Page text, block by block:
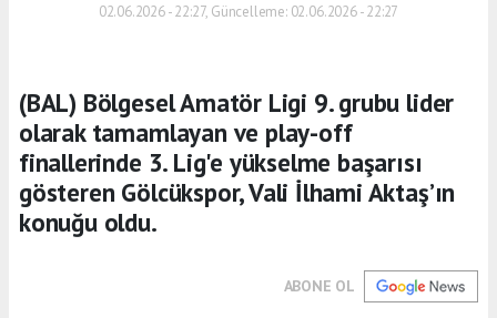
02.06.2026 - 22:27, Güncelleme: 02.06.2026 - 22:27
(BAL) Bölgesel Amatör Ligi 9. grubu lider
olarak tamamlayan ve play-off
finallerinde 3. Lig'e yükselme başarısı
gösteren Gölcükspor, Vali İlhami Aktaş’ın
konuğu oldu.
ABONE OL